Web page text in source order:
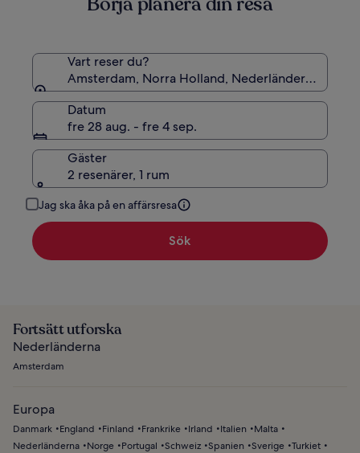
Vart reser du?
Amsterdam, Norra Holland, Nederländerna
Datum
fre 28 aug. - fre 4 sep.
Gäster
2 resenärer, 1 rum
Jag ska åka på en affärsresa
Sök
Fortsätt utforska
Nederländerna
Amsterdam
Europa
Danmark England Finland Frankrike Irland Italien
Malta
Nederländerna
Norge Portugal Schweiz Spanien Sverige Turkiet